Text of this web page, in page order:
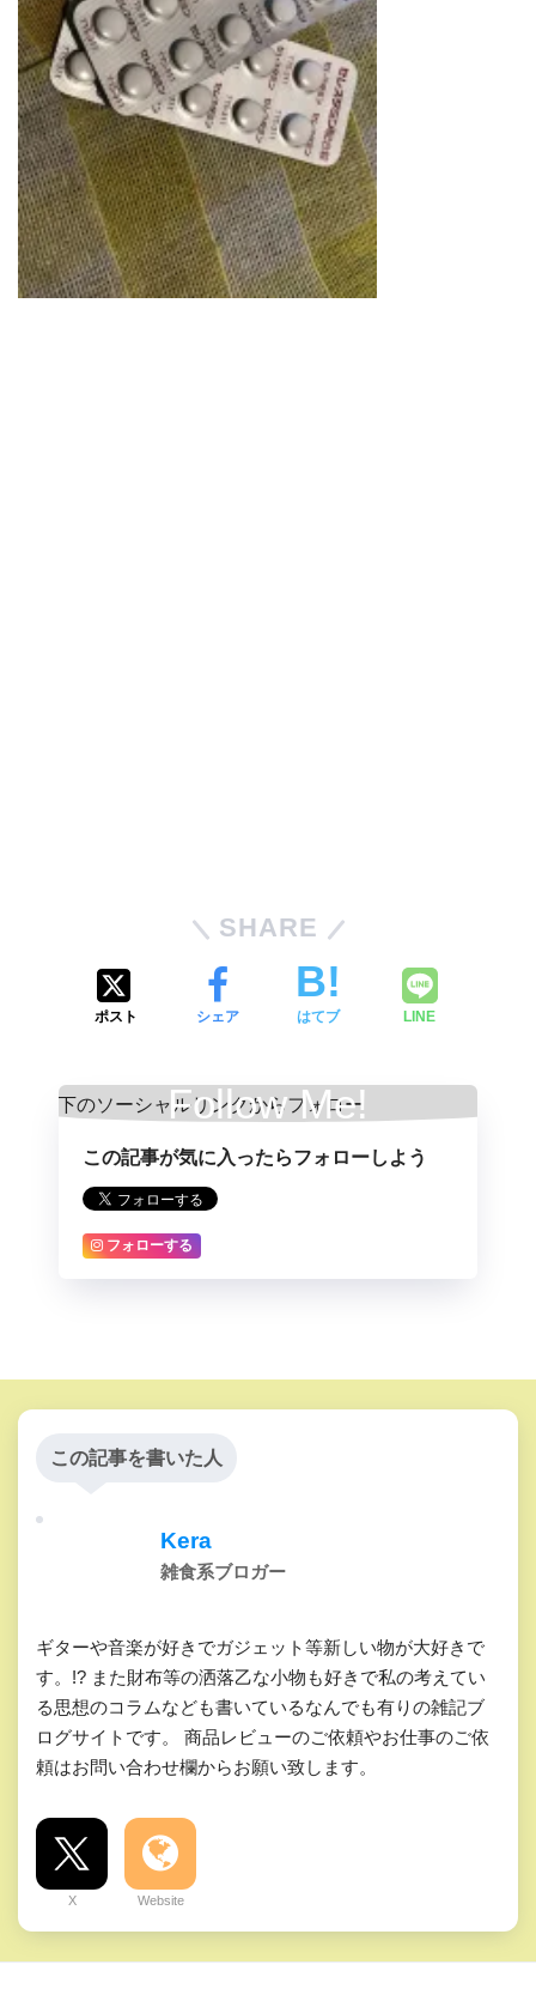
SHARE
ポスト シェア はてブ LINE
Follow Me!
この記事が気に入ったらフォローしよう
フォローする
この記事を書いた人
Kera
雑食系ブロガー
ギターや音楽が好きでガジェット等新しい物が大好きで
す。!? また財布等の洒落乙な小物も好きで私の考えてい
る思想のコラムなども書いているなんでも有りの雑記ブ
ログサイトです。 商品レビューのご依頼やお仕事のご依
頼はお問い合わせ欄からお願い致します。
X Website